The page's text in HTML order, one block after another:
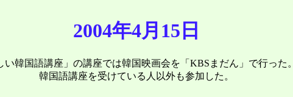
2004年4月15日
い韓国語講座」の講座では韓国映画会を「KBSまだん」で行った。
韓国語講座を受けている人以外も参加した。